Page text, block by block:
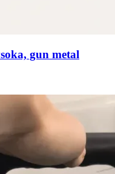
gun metal